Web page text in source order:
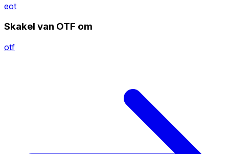
eot
Skakel van OTF om
otf